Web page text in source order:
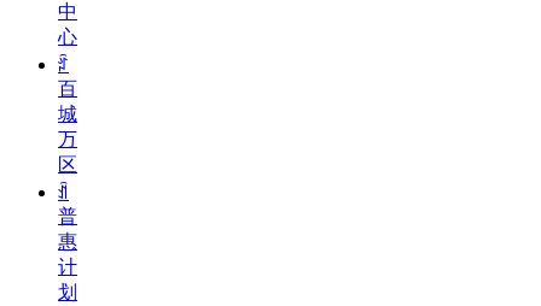
中
心
ꄁ
百
城
万
区
ꀉ
普
惠
计
划